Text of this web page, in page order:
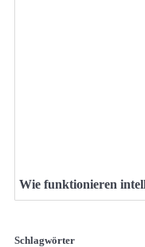
Wie funktionieren
Schlagwörter